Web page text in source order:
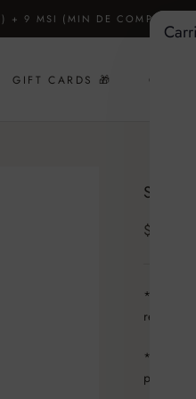
+ 9 MSI (MIN DE COMPRA
GIFT CARDS 🎁 CUSTOM
$
* Tejido
* Pad
para